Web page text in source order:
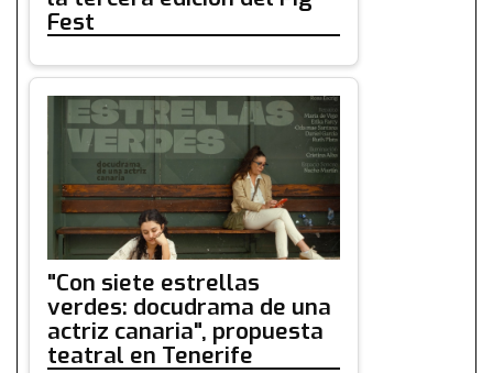
Fest
"Con siete estrellas
verdes: docudrama de una
actriz canaria", propuesta
teatral en Tenerife